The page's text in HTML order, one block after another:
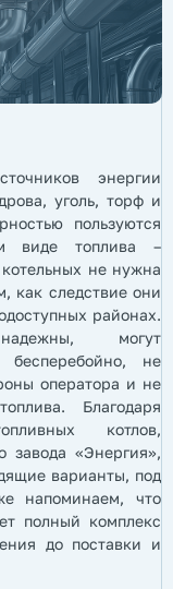
энергии
уголь, торф и
пользуются
виде топлива –
не нужна
как следствие они
районах.
могут
бесперебойно, не
оператора и не
Благодаря
котлов,
завода «Энергия»,
варианты, под
напоминаем, что
полный комплекс
до поставки и